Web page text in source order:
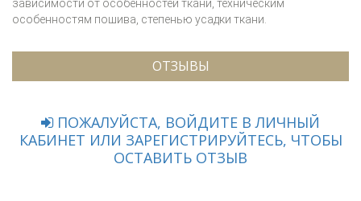
зависимости от особенностей ткани, техническим
особенностям пошива, степенью усадки ткани.
ОТЗЫВЫ
ПОЖАЛУЙСТА, ВОЙДИТЕ В ЛИЧНЫЙ
КАБИНЕТ ИЛИ ЗАРЕГИСТРИРУЙТЕСЬ, ЧТОБЫ
ОСТАВИТЬ ОТЗЫВ